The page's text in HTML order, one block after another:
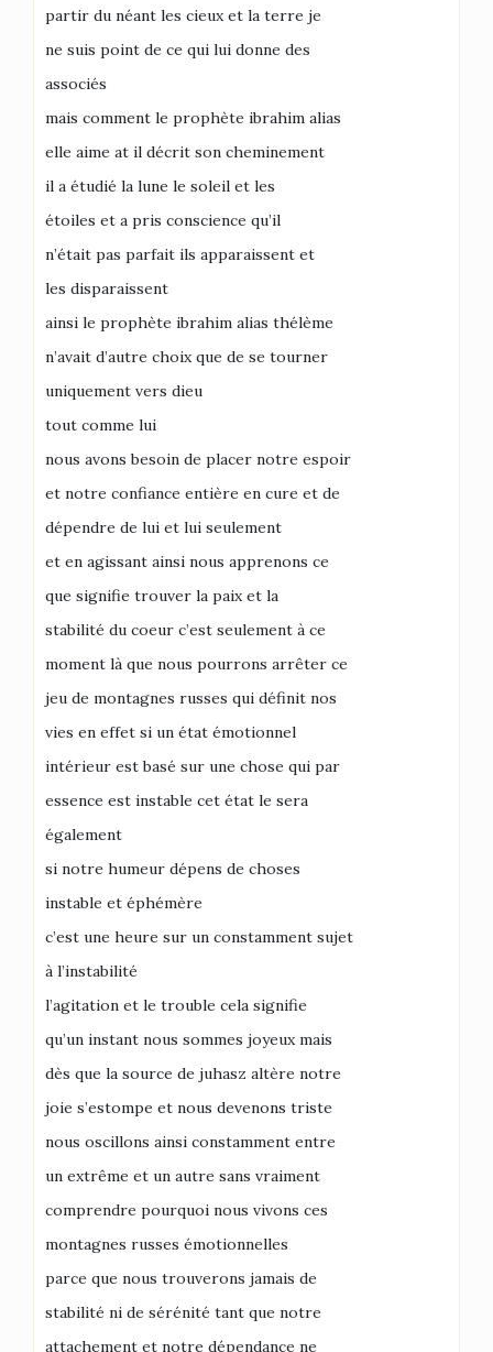
partir du néant les cieux et la terre je
ne suis point de ce qui lui donne des
associés
mais comment le prophète ibrahim alias
elle aime at il décrit son cheminement
il a étudié la lune le soleil et les
étoiles et a pris conscience qu’il
n’était pas parfait ils apparaissent et
les disparaissent
ainsi le prophète ibrahim alias thélème
n’avait d’autre choix que de se tourner
uniquement vers dieu
tout comme lui
nous avons besoin de placer notre espoir
et notre confiance entière en cure et de
dépendre de lui et lui seulement
et en agissant ainsi nous apprenons ce
que signifie trouver la paix et la
stabilité du coeur c’est seulement à ce
moment là que nous pourrons arrêter ce
jeu de montagnes russes qui définit nos
vies en effet si un état émotionnel
intérieur est basé sur une chose qui par
essence est instable cet état le sera
également
si notre humeur dépens de choses
instable et éphémère
c’est une heure sur un constamment sujet
à l’instabilité
l’agitation et le trouble cela signifie
qu’un instant nous sommes joyeux mais
dès que la source de juhasz altère notre
joie s’estompe et nous devenons triste
nous oscillons ainsi constamment entre
un extrême et un autre sans vraiment
comprendre pourquoi nous vivons ces
montagnes russes émotionnelles
parce que nous trouverons jamais de
stabilité ni de sérénité tant que notre
attachement et notre dépendance ne